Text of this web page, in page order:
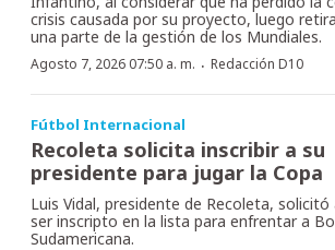
crisis causada por su proyecto, luego
una parte de la gestión de los Mundiales.
Agosto 7, 2026 07:50 a. m. · Redacción D10
Fútbol Internacional
Recoleta solicita inscribir a su
presidente para jugar la Copa
Luis Vidal, presidente de Recoleta,
ser inscripto en la lista para enfrentar a
Sudamericana.